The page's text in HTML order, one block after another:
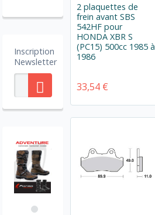
2 plaquettes de
frein avant SBS
542HF pour
HONDA XBR S
(PC15) 500cc 1985 à
1986
33,54 €
Inscription
Newsletter